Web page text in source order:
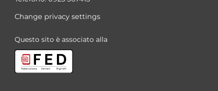
Change privacy settings
Questo sito è associato alla